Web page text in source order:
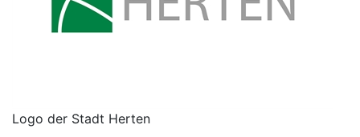
Logo der Stadt Herten